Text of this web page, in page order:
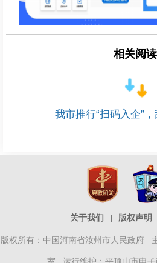
相关阅读
我市推行“扫码入企”
关于我们 | 版权声明
版权所有：中国河南省汝州市人民政府